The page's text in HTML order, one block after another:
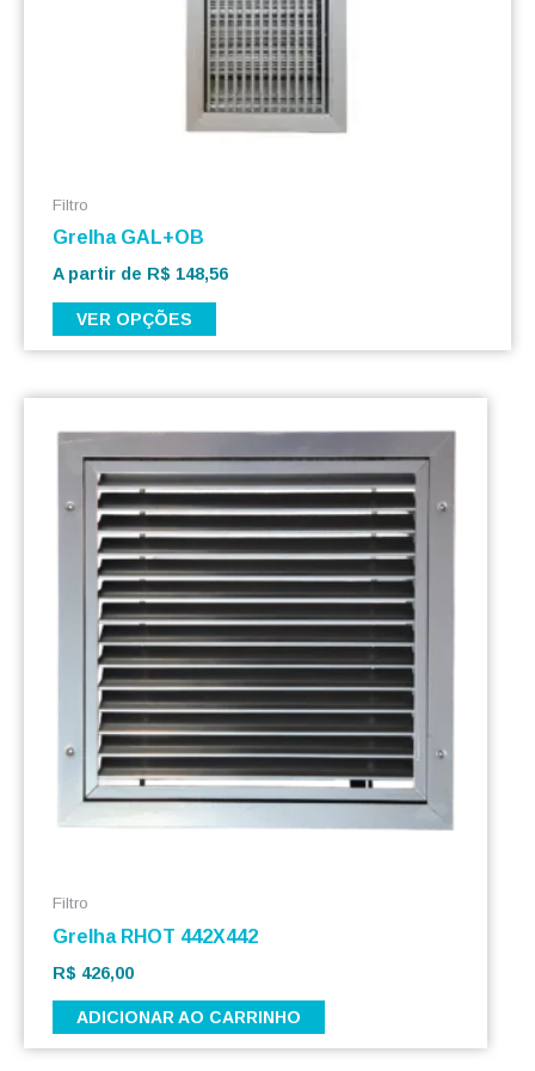
Filtro
Grelha GAL+OB
A partir de R$ 148,56
VER OPÇÕES
página
do
produto
Filtro
Grelha RHOT 442X442
R$ 426,00
ADICIONAR AO CARRINHO